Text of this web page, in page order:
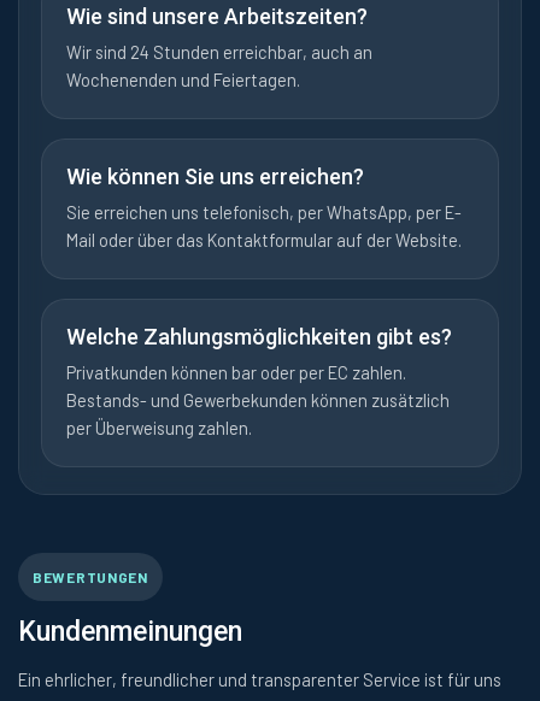
Wie sind unsere Arbeitszeiten?
Wir sind 24 Stunden erreichbar, auch an
Wochenenden und Feiertagen.
Wie können Sie uns erreichen?
Sie erreichen uns telefonisch, per WhatsApp, per E-
Mail oder über das Kontaktformular auf der Website.
Welche Zahlungsmöglichkeiten gibt es?
Privatkunden können bar oder per EC zahlen.
Bestands- und Gewerbekunden können zusätzlich
per Überweisung zahlen.
BEWERTUNGEN
Kundenmeinungen
Ein ehrlicher, freundlicher und transparenter Service ist für uns